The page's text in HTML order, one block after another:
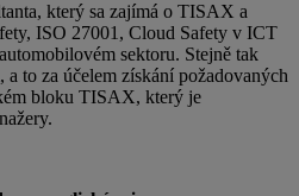
který sa zajímá o TISAX a
ISO 27001, Cloud Safety v ICT
sektoru. Stejně tak
to za účelem získání požadovaných
bloku TISAX, který je